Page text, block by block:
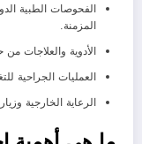
الفحوصات الطبية
المزمنة.
الأدوية والعلاجات
العمليات الجراحية
الرعاية الخارجية